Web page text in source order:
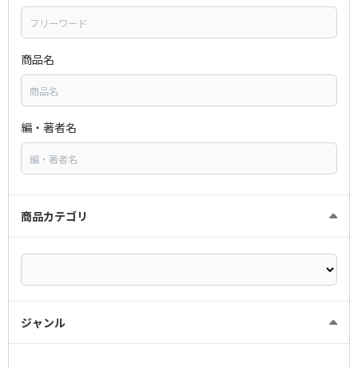
商品名
編・著者名
商品カテゴリ
ジャンル